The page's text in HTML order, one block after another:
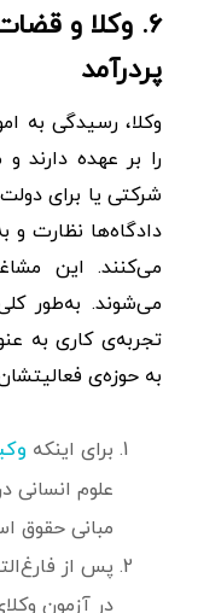
۶. وکلا و
پردرآمد
وکلا، رسیدگی به
را بر عهده دارند
شرکتی یا برای
دادگاه‌ها نظارت
می‌کنند. این
می‌شوند. به‌طور
تجربه‌ی کاری به
به حوزه‌ی
برای اینکه
علوم انسانی
مبانی حقوق
پس از
در آزمون